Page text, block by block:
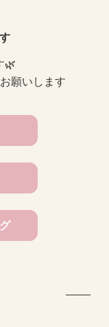
🌿
願いします